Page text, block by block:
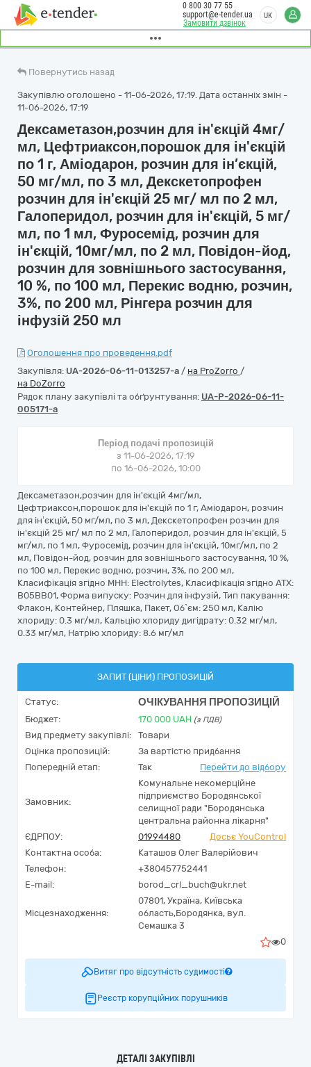
Замовити дзвінок
0 800 30 77 55
support@e-tender.ua
UK
Повернутись назад
Закупівлю оголошено - 11-06-2026, 17:19. Дата останніх змін -
11-06-2026, 17:19
Дексаметазон,розчин для ін'єкцій 4мг/
мл, Цефтриаксон,порошок для ін'єкцій
по 1 г, Аміодарон, розчин для ін’єкцій,
50 мг/мл, по 3 мл, Декскетопрофен
розчин для ін'єкцій 25 мг/ мл по 2 мл,
Галоперидол, розчин для ін'єкцій, 5 мг/
мл, по 1 мл, Фуросемід, розчин для
ін'єкцій, 10мг/мл, по 2 мл, Повідон-йод,
розчин для зовнішнього застосування,
10 %, по 100 мл, Перекис водню, розчин,
3%, по 200 мл, Рінгера розчин для
інфузій 250 мл
Оголошення про проведення.pdf
Закупівля: UA-2026-06-11-013257-a / на ProZorro /
на DoZorro
Рядок плану закупівлі та обґрунтування: UA-P-2026-06-11-
005171-a
Період подачі пропозицій
з 11-06-2026, 17:19
по 16-06-2026, 10:00
Дексаметазон,розчин для ін'єкцій 4мг/мл,
Цефтриаксон,порошок для ін'єкцій по 1 г, Аміодарон, розчин
для ін’єкцій, 50 мг/мл, по 3 мл, Декскетопрофен розчин для
ін'єкцій 25 мг/ мл по 2 мл, Галоперидол, розчин для ін'єкцій, 5
мг/мл, по 1 мл, Фуросемід, розчин для ін'єкцій, 10мг/мл, по 2
мл, Повідон-йод, розчин для зовнішнього застосування, 10 %,
по 100 мл, Перекис водню, розчин, 3%, по 200 мл,
Класифікація згідно МНН: Electrolytes, Класифікація згідно АТХ:
B05BB01, Форма випуску: Розчин для інфузій, Тип пакування:
Флакон, Контейнер, Пляшка, Пакет, Об`єм: 250 мл, Калію
хлориду: 0.3 мг/мл, Кальцію хлориду дигідрату: 0.32 мг/мл,
0.33 мг/мл, Натрію хлориду: 8.6 мг/мл
ЗАПИТ (ЦІНИ) ПРОПОЗИЦІЙ
Статус: ОЧІКУВАННЯ ПРОПОЗИЦІЙ
Бюджет: 170 000 UAH (з ПДВ)
Вид предмету закупівлі:
Товари
Оцінка пропозицій:
За вартістю придбання
Попередній етап:
Так Перейти до відбору
Замовник:
Комунальне некомерційне
підприємство Бородянської
селищної ради "Бородянська
центральна районна лікарня"
ЄДРПОУ:
01994480
Досьє YouControl
Контактна особа:
Каташов Олег Валерійович
Телефон:
+380457752441
E-mail:
borod_crl_buch@ukr.net
Місцезнаходження:
07801, Україна, Київська
область,Бородянка, вул.
Семашка 3
0
Витяг про відсутність судимості
Реєстр корупційних порушників
ДЕТАЛІ ЗАКУПІВЛІ